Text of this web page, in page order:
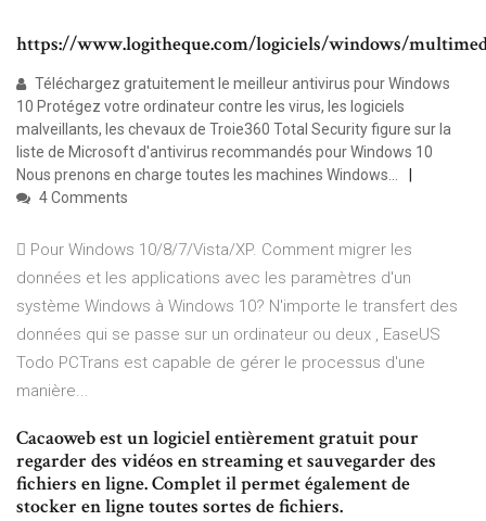
https://www.logitheque.com/logiciels/windows/
Téléchargez gratuitement le meilleur antivirus pour Windows
10 Protégez votre ordinateur contre les virus, les logiciels
malveillants, les chevaux de Troie360 Total Security figure sur la
liste de Microsoft d'antivirus recommandés pour Windows 10
Nous prenons en charge toutes les machines Windows...
4 Comments
 Pour Windows 10/8/7/Vista/XP. Comment migrer les
données et les applications avec les paramètres d'un
système Windows à Windows 10? N'importe le transfert des
données qui se passe sur un ordinateur ou deux , EaseUS
Todo PCTrans est capable de gérer le processus d'une
manière...
Cacaoweb est un logiciel entièrement gratuit pour
regarder des vidéos en streaming et sauvegarder des
fichiers en ligne. Complet il permet également de
stocker en ligne toutes sortes de fichiers.